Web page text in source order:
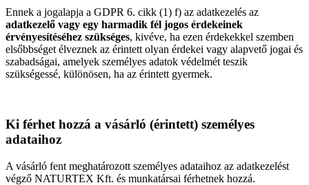
Ennek a jogalapja a GDPR 6. cikk (1) f) az adatkezelés az
adatkezelő vagy egy harmadik fél jogos érdekeinek
érvényesítéséhez szükséges, kivéve, ha ezen érdekekkel szemben
elsőbbséget élveznek az érintett olyan érdekei vagy alapvető jogai és
szabadságai, amelyek személyes adatok védelmét teszik
szükségessé, különösen, ha az érintett gyermek.
Ki férhet hozzá a vásárló (érintett) személyes
adataihoz
A vásárló fent meghatározott személyes adataihoz az adatkezelést
végző NATURTEX Kft. és munkatársai férhetnek hozzá.